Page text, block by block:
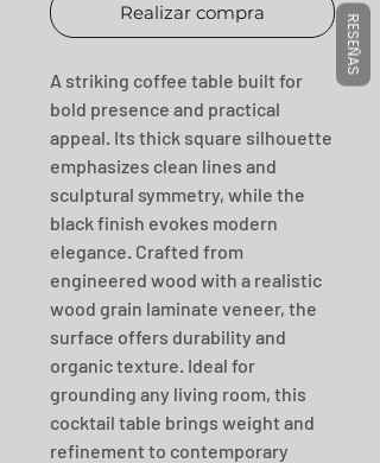
Realizar compra
A striking coffee table built for
bold presence and practical
appeal. Its thick square silhouette
emphasizes clean lines and
sculptural symmetry, while the
black finish evokes modern
elegance. Crafted from
engineered wood with a realistic
wood grain laminate veneer, the
surface offers durability and
organic texture. Ideal for
grounding any living room, this
cocktail table brings weight and
refinement to contemporary
RESEÑAS